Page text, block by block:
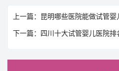
上一篇：昆明哪些医院能做试管
下一篇：四川十大试管婴儿医院